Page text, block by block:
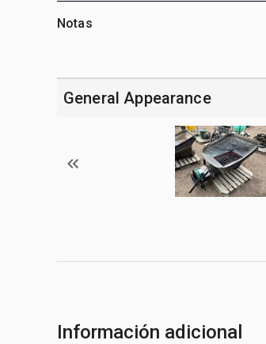
Notas
General Appearance
Información adicional